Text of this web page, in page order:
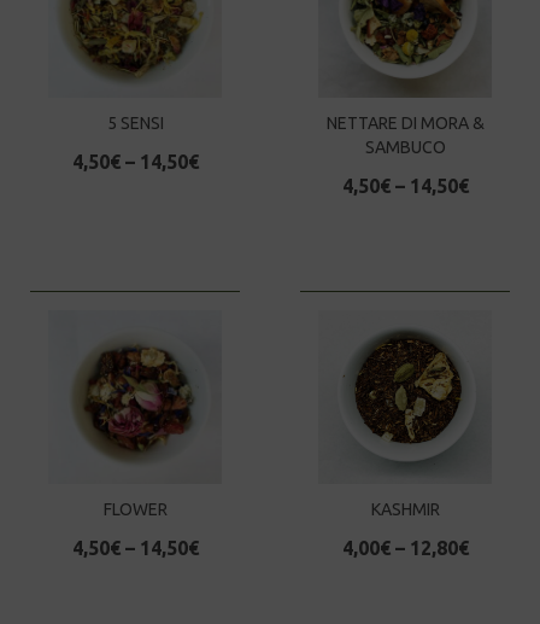
5 SENSI
4,50€– 14,50€
NETTARE DI MORA &
SAMBUCO
4,50€– 14,50€
FLOWER
4,50€– 14,50€
KASHMIR
4,00€– 12,80€